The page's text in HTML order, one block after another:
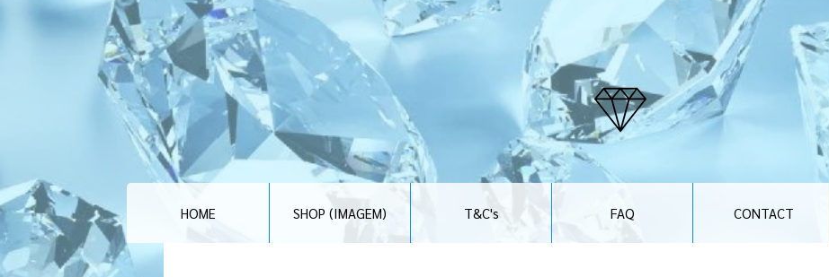
HOME SHOP (IMAGEM) T&C's FAQ CONTACT